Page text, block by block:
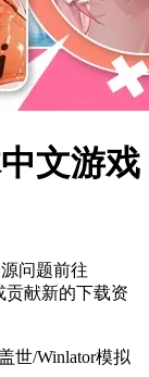
文游戏
问题前往
贡献新的下载资
世/Winlator模拟